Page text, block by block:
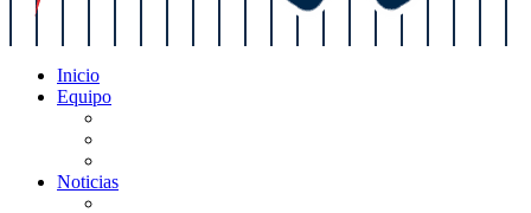
Inicio
Equipo
Noticias